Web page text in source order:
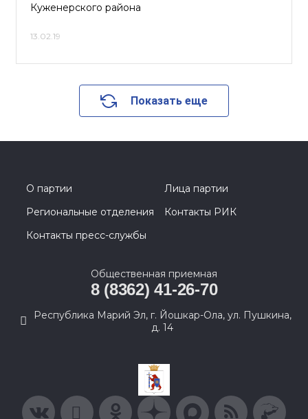
Куженерского района
13.02.19
Показать еще
О партии
Лица партии
Региональные отделения
Контакты РИК
Контакты пресс-службы
Общественная приемная
8 (8362) 41-26-70
Республика Марий Эл, г. Йошкар-Ола, ул. Пушкина,
д. 14